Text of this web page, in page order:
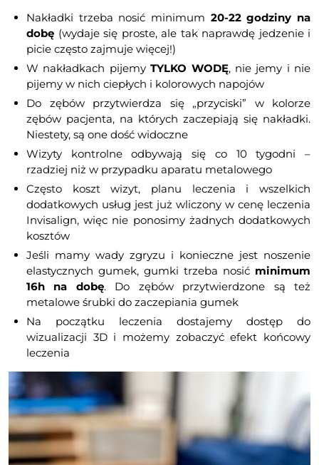
Nakładki trzeba nosić minimum 20-22 godziny na
dobę (wydaje się proste, ale tak naprawdę jedzenie i
picie często zajmuje więcej!)
W nakładkach pijemyTYLKO WODĘ, nie jemy i nie
pijemy w nich ciepłych i kolorowych napojów
Do zębów przytwierdza się „przyciski” w kolorze
zębów pacjenta, na których zaczepiają się nakładki.
Niestety, są one dość widoczne
Wizyty kontrolne odbywają się co 10 tygodni –
rzadziej niż w przypadku aparatu metalowego
Często koszt wizyt, planu leczenia i wszelkich
dodatkowych usług jest już wliczony w cenę leczenia
Invisalign, więc nie ponosimy żadnych dodatkowych
kosztów
Jeśli mamy wady zgryzu i konieczne jest noszenie
elastycznych gumek, gumki trzeba nosić minimum
16h na dobę. Do zębów przytwierdzone są też
metalowe śrubki do zaczepiania gumek
Na początku leczenia dostajemy dostęp do
wizualizacji 3D i możemy zobaczyć efekt końcowy
leczenia